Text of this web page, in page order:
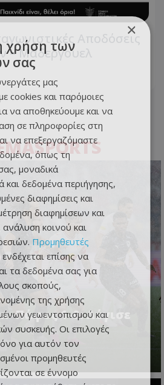
Αποδόσεις
– Μάδεργουελ
1-0: Λύγισε
×
χρήση των
σας
μας
cookies και παρόμοιες
να αποθηκεύουμε και να
σε πληροφορίες στη
να επεξεργαζόμαστε
όπως τη
μοναδικά
και δεδομένα περιήγησης,
διαφημίσεις και
διαφημίσεων και
κοινού και
Προμηθευτές
ενδέχεται επίσης να
τα δεδομένα σας για
σκοπούς,
της χρήσης
γεωεντοπισμού και
συσκευής. Οι επιλογές
για αυτόν τον
προμηθευτές
σε έννομο